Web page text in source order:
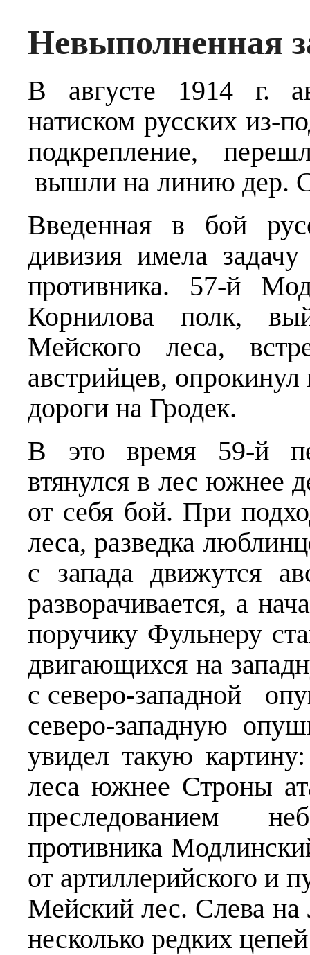
Невыполненная
В августе 1914 г.
натиском русских из-
подкрепление,
вышли на линию дер.
Введенная в бой
дивизия имела задачу
противника. 57-й
Корнилова полк,
Мейского леса,
австрийцев, опрокинул
дороги на Гродек.
В это время 59-й
втянулся в лес южнее
от себя бой. При
леса, разведка
с запада движутся
разворачивается, а
поручику Фульнеру
двигающихся на
с северо-западной
северо-западную
увидел такую
леса южнее Строны
пресле­дованием
противника
от артиллерийского и
Мейский лес. Слева
несколько редких